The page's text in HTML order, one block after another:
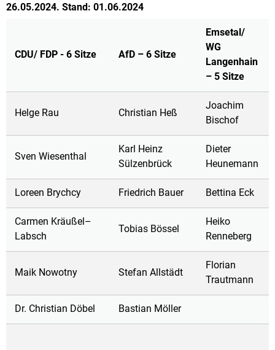
26.05.2024. Stand: 01.06.2024
CDU/ FDP - 6 Sitze AfD – 6 Sitze
Emsetal/
WG
Langenhain
– 5 Sitze
Helge Rau Christian Heß
Joachim
Bischof
Sven Wiesenthal
Karl Heinz
Sülzenbrück
Dieter
Heunemann
Loreen Brychcy Friedrich Bauer Bettina Eck
Carmen Kräußel–
Labsch
Tobias Bössel
Heiko
Renneberg
Maik Nowotny Stefan Allstädt
Florian
Trautmann
Dr. Christian Döbel Bastian Möller